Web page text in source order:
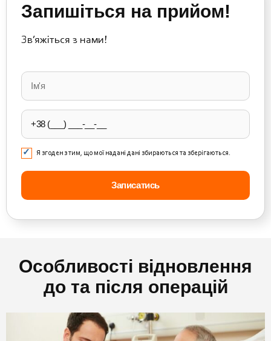
Запишіться на прийом!
Зв’яжіться з нами!
leave
this
field
empty.
Я згоден з тим, що мої надані дані збираються та зберігаються.
Особливості відновлення
до та після операцій